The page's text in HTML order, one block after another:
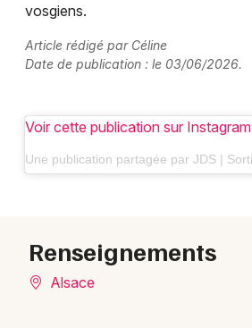
vosgiens.
Article rédigé par Céline
Date de publication : le 03/06/2026.
Voir cette publication sur Instagram
Renseignements
Alsace